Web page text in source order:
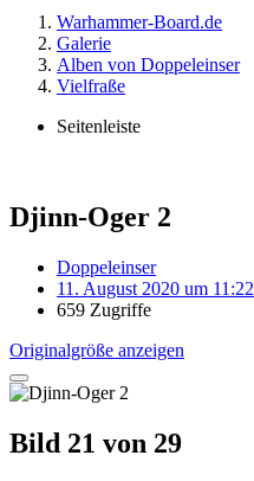
Warhammer-Board.de
Galerie
Alben von Doppeleinser
Vielfraße
Seitenleiste
Djinn-Oger 2
Doppeleinser
11. August 2020 um 11:22
659 Zugriffe
Originalgröße anzeigen
Bild 21 von 29